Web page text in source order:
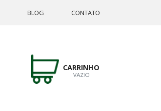
BLOG CONTATO
CARRINHO
VAZIO